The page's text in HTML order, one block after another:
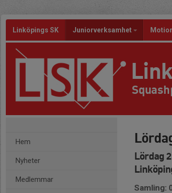
Linköpings SK Juniorverksamhet
Hem
Nyheter
Medlemmar
Lördag
Samling: